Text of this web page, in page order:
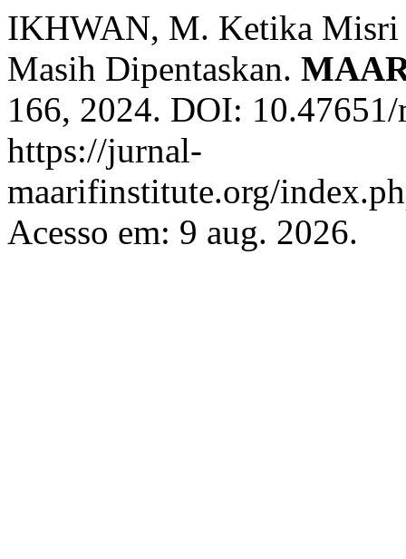
IKHWAN, M. Ketika Misri
Masih Dipentaskan.
166, 2024. DOI:
https://jurnal-
maarifinstitute.org/
Acesso em: 9 aug. 2026.